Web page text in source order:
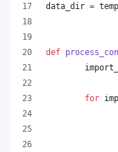
data_dir =
def
for